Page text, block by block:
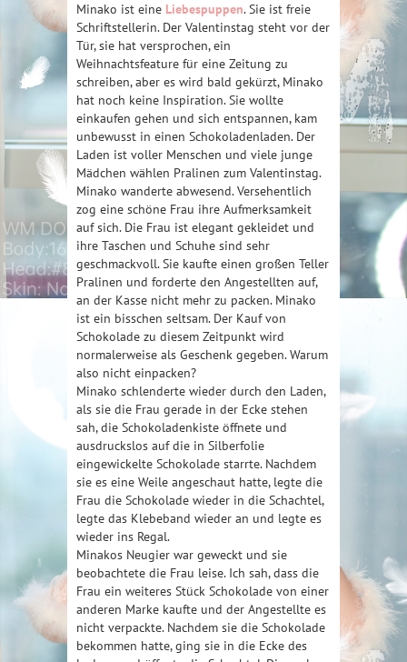
Minako ist eine Liebespuppen. Sie ist freie
Schriftstellerin. Der Valentinstag steht vor der
Tür, sie hat versprochen, ein
Weihnachtsfeature für eine Zeitung zu
schreiben, aber es wird bald gekürzt, Minako
hat noch keine Inspiration. Sie wollte
einkaufen gehen und sich entspannen, kam
unbewusst in einen Schokoladenladen. Der
Laden ist voller Menschen und viele junge
Mädchen wählen Pralinen zum Valentinstag.
Minako wanderte abwesend. Versehentlich
zog eine schöne Frau ihre Aufmerksamkeit
auf sich. Die Frau ist elegant gekleidet und
ihre Taschen und Schuhe sind sehr
geschmackvoll. Sie kaufte einen großen Teller
Pralinen und forderte den Angestellten auf,
an der Kasse nicht mehr zu packen. Minako
ist ein bisschen seltsam. Der Kauf von
Schokolade zu diesem Zeitpunkt wird
normalerweise als Geschenk gegeben. Warum
also nicht einpacken?
Minako schlenderte wieder durch den Laden,
als sie die Frau gerade in der Ecke stehen
sah, die Schokoladenkiste öffnete und
ausdruckslos auf die in Silberfolie
eingewickelte Schokolade starrte. Nachdem
sie es eine Weile angeschaut hatte, legte die
Frau die Schokolade wieder in die Schachtel,
legte das Klebeband wieder an und legte es
wieder ins Regal.
Minakos Neugier war geweckt und sie
beobachtete die Frau leise. Ich sah, dass die
Frau ein weiteres Stück Schokolade von einer
anderen Marke kaufte und der Angestellte es
nicht verpackte. Nachdem sie die Schokolade
bekommen hatte, ging sie in die Ecke des